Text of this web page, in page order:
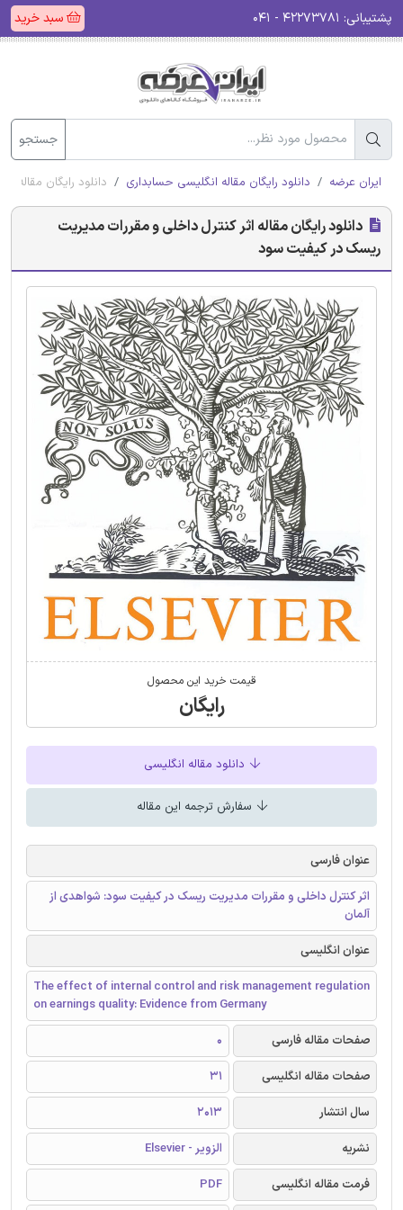
پشتیبانی: سبد خرید
جستجو
ایران عرضه دانلود رایگان مقاله انگلیسی حسابداری دانلود رایگان
دانلود رایگان مقاله اثر کنترل داخلی و مقررات مدیریت
ریسک در کیفیت سود
قیمت خرید این محصول
رایگان
دانلود مقاله انگلیسی
سفارش ترجمه این مقاله
عنوان فارسی
اثر کنترل داخلی و مقررات مدیریت ریسک در کیفیت سود: شواهدی از
آلمان
عنوان انگلیسی
The effect of internal control and risk management regulation
on earnings quality: Evidence from Germany
صفحات مقاله فارسی
0
صفحات مقاله انگلیسی
31
سال انتشار
2013
نشریه
الزویر - Elsevier
فرمت مقاله انگلیسی
PDF